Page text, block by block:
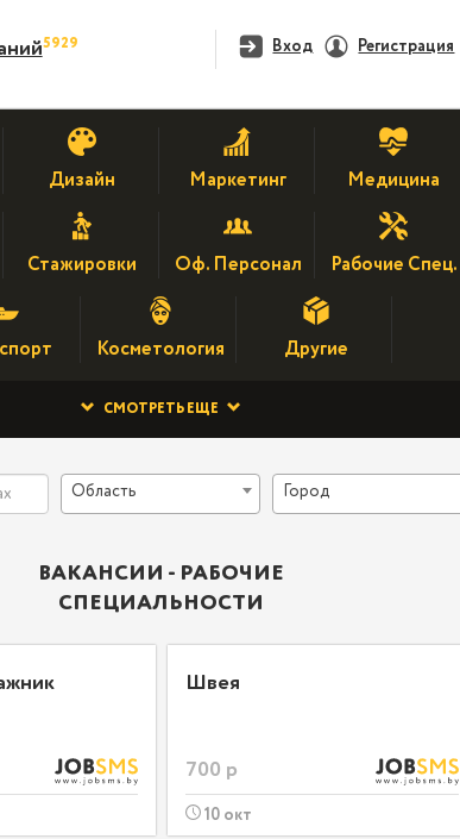
5929 Вход Регистрация
Дизайн Маркетинг Медицина
Стажировки Оф. Персонал Рабочие Спец.
Косметология Другие
СМОТРЕТЬ ЕЩЕ
Область Город
ВАКАНСИИ - РАБОЧИЕ
СПЕЦИАЛЬНОСТИ
Швея
700 р
10 окт